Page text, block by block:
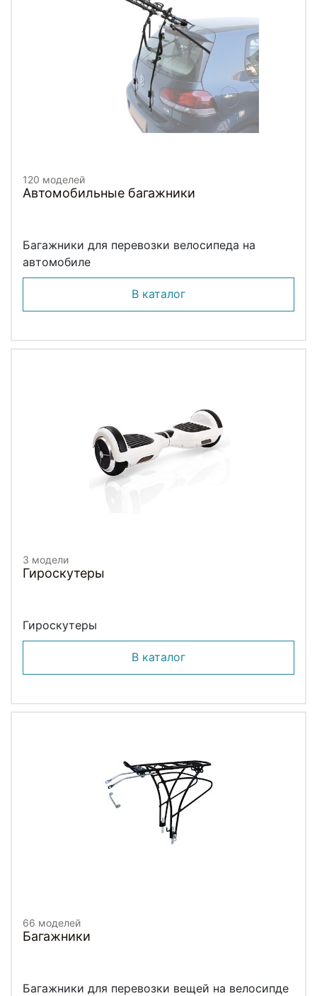
120 моделей
Автомобильные багажники
Багажники для перевозки велосипеда на
автомобиле
В каталог
3 модели
Гироскутеры
Гироскутеры
В каталог
66 моделей
Багажники
Багажники для перевозки вещей на велосипде